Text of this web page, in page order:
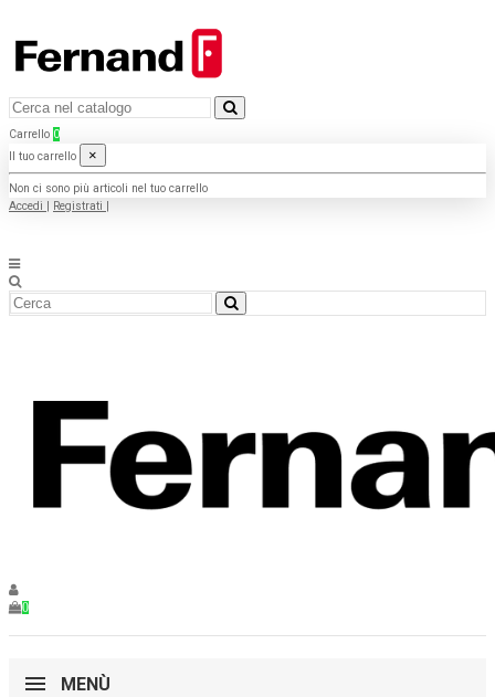
Carrello 0
Il tuo carrello
×
Non ci sono più articoli nel tuo carrello
Accedi
Registrati
0
MENÙ